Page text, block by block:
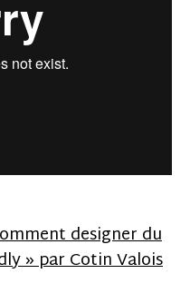
designer du
» par Cotin Valois